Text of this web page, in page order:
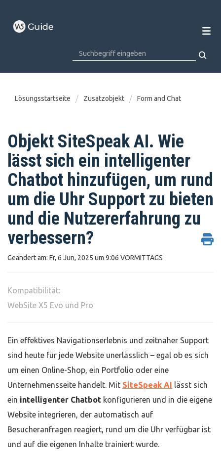
Lösungsstartseite Zusatzobjekt Form and Chat
Objekt SiteSpeak AI. Wie
lässt sich ein intelligenter
Chatbot hinzufügen, um rund
um die Uhr Support zu bieten
und die Nutzererfahrung zu
verbessern?
Geändert am: Fr, 6 Jun, 2025 um 9:06 VORMITTAGS
Kompatibilität:
WebSite X5 Evo und Pro
Ein effektives Navigationserlebnis und zeitnaher Support
sind heute für jede Website unerlässlich – egal ob es sich
um einen Online-Shop, ein Portfolio oder eine
Unternehmensseite handelt. Mit SiteSpeak AI lässt sich
ein intelligenter Chatbot konfigurieren und in die eigene
Website integrieren, der automatisch auf
Besucheranfragen reagiert, rund um die Uhr verfügbar ist
und auf die eigenen Inhalte trainiert wurde.